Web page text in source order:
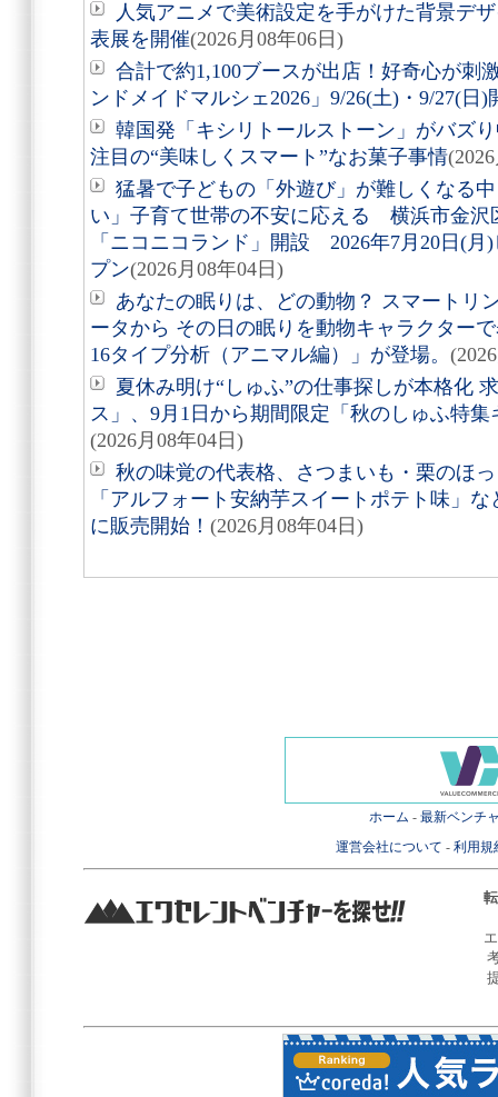
人気アニメで美術設定を手がけた背景デ
表展を開催(2026月08年06日)
合計で約1,100ブースが出店！好奇心が
ンドメイドマルシェ2026」9/26(土)・9/27(日)
韓国発「キシリトールストーン」がバズ
注目の“美味しくスマート”なお菓子事情
猛暑で子どもの「外遊び」が難しくなる
い」子育て世帯の不安に応える 横浜市金沢
「ニコニコランド」開設 2026年7月20日(
プン(2026月08年04日)
あなたの眠りは、どの動物？ スマートリ
ータから その日の眠りを動物キャラクター
16タイプ分析（アニマル編）」が登場。
夏休み明け“しゅふ”の仕事探しが本格化
ス」、9月1日から期間限定「秋のしゅふ特
(2026月08年04日)
秋の味覚の代表格、さつまいも・栗のほ
「アルフォート安納芋スイートポテト味」
に販売開始！ (2026月08年04日)
ホーム - 最新ベンチ
運営会社について - 利用規